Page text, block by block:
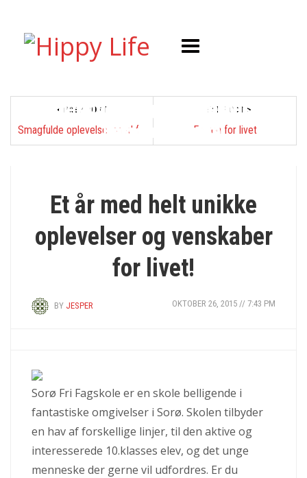
< PREV POST NEXT POST >
En ven for livet
Et år med helt unikke
oplevelser og venskaber
for livet!
BY JESPER OKTOBER 26, 2015 // 7:43 PM
Sorø Fri Fagskole er en skole belligende i
fantastiske omgivelser i Sorø. Skolen tilbyder
en hav af forskellige linjer, til den aktive og
interesserede 10.klasses elev, og det unge
menneske der gerne vil udfordres. Er du
Effektivitet og fleksibilitet med
modulbyggeri
Byg dit drømme sommerhus med
totalentreprise
Hårprodukter nu